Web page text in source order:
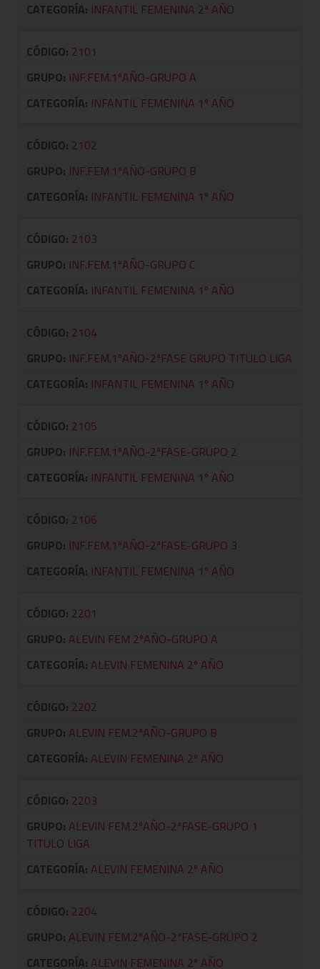
CATEGORÍA: INFANTIL FEMENINA 2ª AÑO
CÓDIGO: 2101
GRUPO: INF.FEM.1ºAÑO-GRUPO A
CATEGORÍA: INFANTIL FEMENINA 1º AÑO
CÓDIGO: 2102
GRUPO: INF.FEM.1ºAÑO-GRUPO B
CATEGORÍA: INFANTIL FEMENINA 1º AÑO
CÓDIGO: 2103
GRUPO: INF.FEM.1ºAÑO-GRUPO C
CATEGORÍA: INFANTIL FEMENINA 1º AÑO
CÓDIGO: 2104
GRUPO: INF.FEM.1ºAÑO-2ªFASE GRUPO TITULO LIGA
CATEGORÍA: INFANTIL FEMENINA 1º AÑO
CÓDIGO: 2105
GRUPO: INF.FEM.1ºAÑO-2ªFASE-GRUPO 2
CATEGORÍA: INFANTIL FEMENINA 1º AÑO
CÓDIGO: 2106
GRUPO: INF.FEM.1ºAÑO-2ªFASE-GRUPO 3
CATEGORÍA: INFANTIL FEMENINA 1º AÑO
CÓDIGO: 2201
GRUPO: ALEVIN FEM 2ºAÑO-GRUPO A
CATEGORÍA: ALEVIN FEMENINA 2º AÑO
CÓDIGO: 2202
GRUPO: ALEVIN FEM.2ªAÑO-GRUPO B
CATEGORÍA: ALEVIN FEMENINA 2º AÑO
CÓDIGO: 2203
GRUPO: ALEVIN FEM.2ºAÑO-2ªFASE-GRUPO 1
TITULO LIGA
CATEGORÍA: ALEVIN FEMENINA 2º AÑO
CÓDIGO: 2204
GRUPO: ALEVIN FEM.2ºAÑO-2ªFASE-GRUPO 2
CATEGORÍA: ALEVIN FEMENINA 2º AÑO